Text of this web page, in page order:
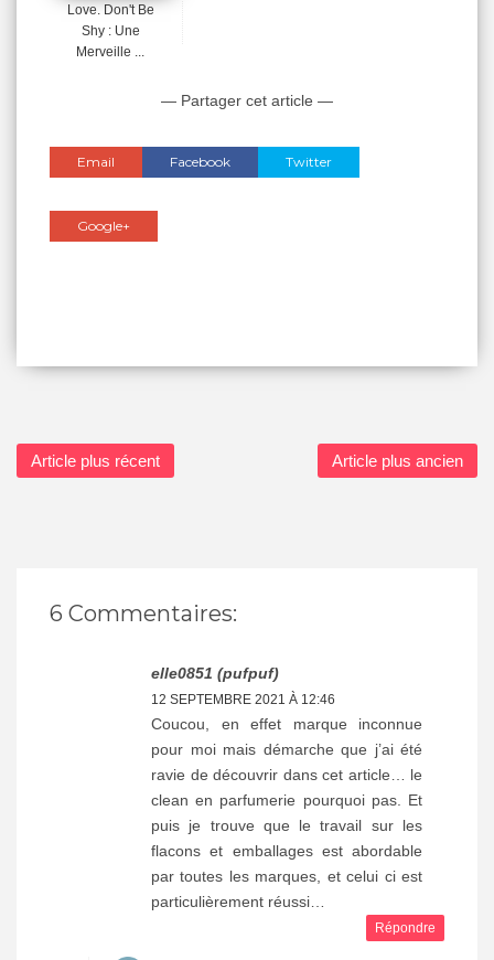
Love. Don't Be
Shy : Une
Merveille ...
— Partager cet article —
Email Facebook Twitter
Google+
Article plus récent Article plus ancien
6 Commentaires:
elle0851 (pufpuf)
12 SEPTEMBRE 2021 À 12:46
Coucou, en effet marque inconnue
pour moi mais démarche que j’ai été
ravie de découvrir dans cet article… le
clean en parfumerie pourquoi pas. Et
puis je trouve que le travail sur les
flacons et emballages est abordable
par toutes les marques, et celui ci est
particulièrement réussi…
Répondre